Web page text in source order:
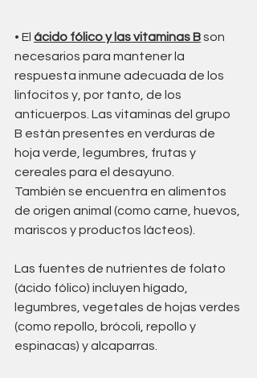
• El ácido fólico y las vitaminas B son
necesarios para mantener la
respuesta inmune adecuada de los
linfocitos y, por tanto, de los
anticuerpos. Las vitaminas del grupo
B están presentes en verduras de
hoja verde, legumbres, frutas y
cereales para el desayuno.
También se encuentra en alimentos
de origen animal (como carne, huevos,
mariscos y productos lácteos).
Las fuentes de nutrientes de folato
(ácido fólico) incluyen hígado,
legumbres, vegetales de hojas verdes
(como repollo, brócoli, repollo y
espinacas) y alcaparras.